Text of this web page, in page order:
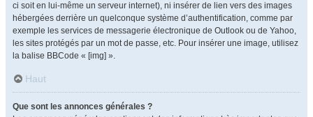
ci soit en lui-même un serveur internet), ni insérer de lien vers des images
hébergées derrière un quelconque système d’authentification, comme par
exemple les services de messagerie électronique de Outlook ou de Yahoo,
les sites protégés par un mot de passe, etc. Pour insérer une image, utilisez
la balise BBCode « [img] ».
Haut
Que sont les annonces générales ?